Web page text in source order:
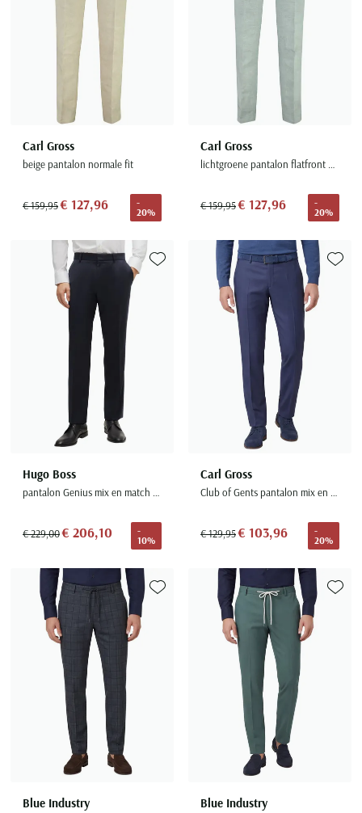
Carl Gross
beige pantalon normale fit
€ 159,95€ 127,96
-
20%
Carl Gross
lichtgroene pantalon flatfront model
€ 159,95€ 127,96
-
20%
Hugo Boss
pantalon Genius mix en match donkerblauw effen synthetisch
€ 229,00€ 206,10
-
10%
Toevoegen aan favorieten
Carl Gross
Club of Gents pantalon mix en match donkerblauw effen wol slim fit
€ 129,95€ 103,96
-
20%
Blue Industry
Toevoegen aan favorieten
Blue Industry